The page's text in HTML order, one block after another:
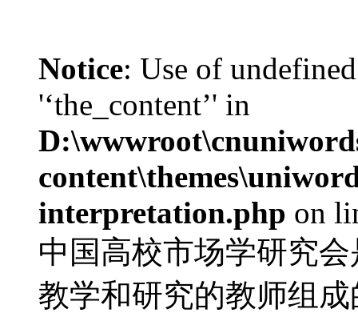
Notice: Use of
'‘the_content’' in
interpretation.php on
中国高校市场学研究
教学和研究的教师组